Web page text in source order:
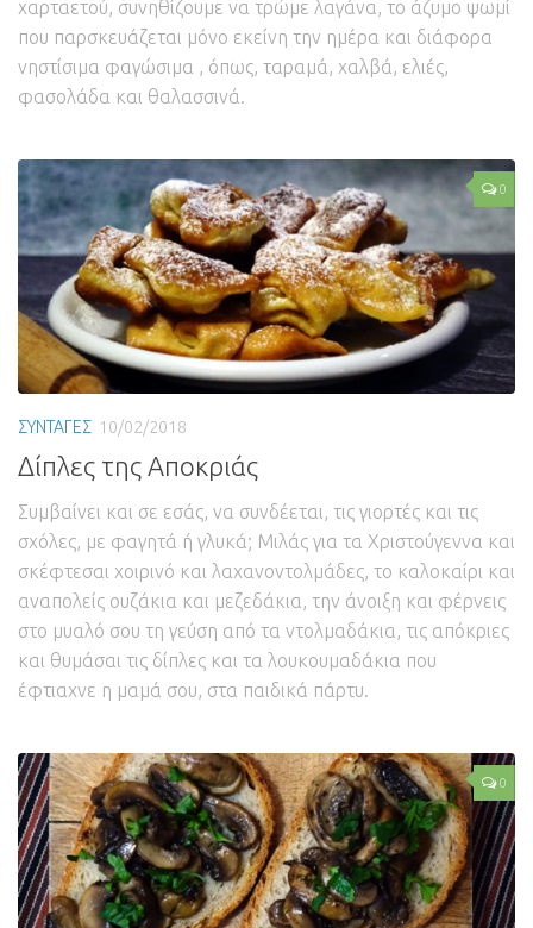
χαρταετού, συνηθίζουμε να τρώμε λαγάνα, το άζυμο ψωμί
που παρσκευάζεται μόνο εκείνη την ημέρα και διάφορα
νηστίσιμα φαγώσιμα , όπως, ταραμά, χαλβά, ελιές,
φασολάδα και θαλασσινά.
0
ΣΥΝΤΑΓΕΣ 10/02/2018
Δίπλες της Αποκριάς
Συμβαίνει και σε εσάς, να συνδέεται, τις γιορτές και τις
σχόλες, με φαγητά ή γλυκά; Μιλάς για τα Χριστούγεννα και
σκέφτεσαι χοιρινό και λαχανοντολμάδες, το καλοκαίρι και
αναπολείς ουζάκια και μεζεδάκια, την άνοιξη και φέρνεις
στο μυαλό σου τη γεύση από τα ντολμαδάκια, τις απόκριες
και θυμάσαι τις δίπλες και τα λουκουμαδάκια που
έφτιαχνε η μαμά σου, στα παιδικά πάρτυ.
0